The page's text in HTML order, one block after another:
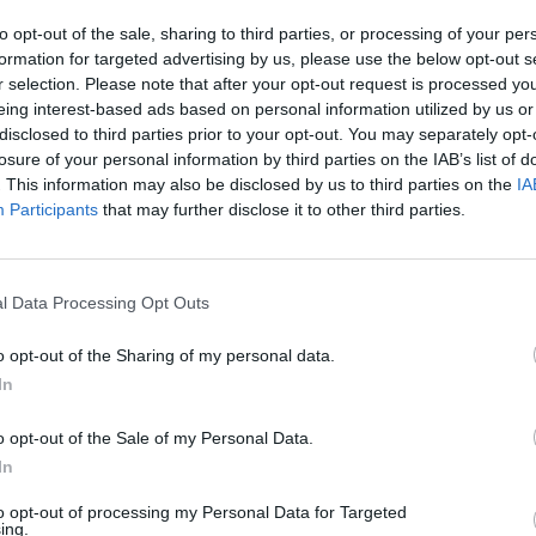
opt-out of the sale, sharing to third parties, or processing of your
for targeted advertising by us, please use the below opt-out
selection. Please note that after your opt-out request is processed
interest-based ads based on personal information utilized by us
to third parties prior to your opt-out. You may separately
of your personal information by third parties on the IAB’s list of
This information may also be disclosed by us to third parties on the
Participants that may further disclose it to other third parties.
Data Processing Opt Outs
opt-out of the Sharing of my personal data.
opt-out of the Sale of my Personal Data.
opt-out of processing my Personal Data for Targeted
daugiau sankcijų Minsko režimui.
iš Baltarusijos nelegalūs migrantai
Komisija (EK) Reporteris tik Lrytas.TV
Laidos | Lietuva tiesiogiai
00:04:00
Kuprines pasvėrę specialistai įspėja apie